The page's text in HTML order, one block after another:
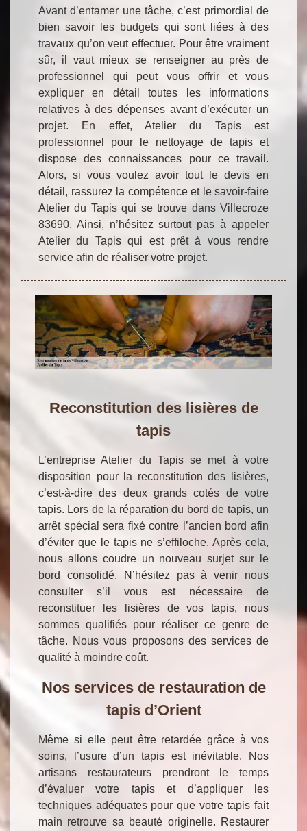
Avant d’entamer une tâche, c’est primordial de
bien savoir les budgets qui sont liées à des
travaux qu’on veut effectuer. Pour être vraiment
sûr, il vaut mieux se renseigner au près de
professionnel qui peut vous offrir et vous
expliquer en détail toutes les informations
relatives à des dépenses avant d’exécuter un
projet. En effet, Atelier du Tapis est
professionnel pour le nettoyage de tapis et
dispose des connaissances pour ce travail.
Alors, si vous voulez avoir tout le devis en
détail, rassurez la compétence et le savoir-faire
Atelier du Tapis qui se trouve dans Villecroze
83690. Ainsi, n’hésitez surtout pas à appeler
Atelier du Tapis qui est prêt à vous rendre
service afin de réaliser votre projet.
Reconstitution des lisières de
tapis
L’entreprise Atelier du Tapis se met à votre
disposition pour la reconstitution des lisières,
c’est-à-dire des deux grands cotés de votre
tapis. Lors de la réparation du bord de tapis, un
arrêt spécial sera fixé contre l’ancien bord afin
d’éviter que le tapis ne s’effiloche. Après cela,
nous allons coudre un nouveau surjet sur le
bord consolidé. N’hésitez pas à venir nous
consulter s’il vous est nécessaire de
reconstituer les lisières de vos tapis, nous
sommes qualifiés pour réaliser ce genre de
tâche. Nous vous proposons des services de
qualité à moindre coût.
Nos services de restauration de
tapis d’Orient
Même si elle peut être retardée grâce à vos
soins, l’usure d’un tapis est inévitable. Nos
artisans restaurateurs prendront le temps
d’évaluer votre tapis et d’appliquer les
techniques adéquates pour que votre tapis fait
main retrouve sa beauté originelle. Restaurer